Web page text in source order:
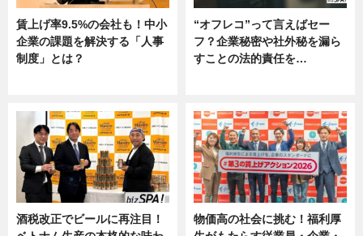
賃上げ率9.5%の会社も！中小
企業の課題を解決する「人事
制度」とは？
“オフレコ”って言えばセー
フ？企業秘密や社外秘を漏ら
すことの法的責任を…
酒税改正でビールに再注目！
物価高の社会に挑む！福利厚